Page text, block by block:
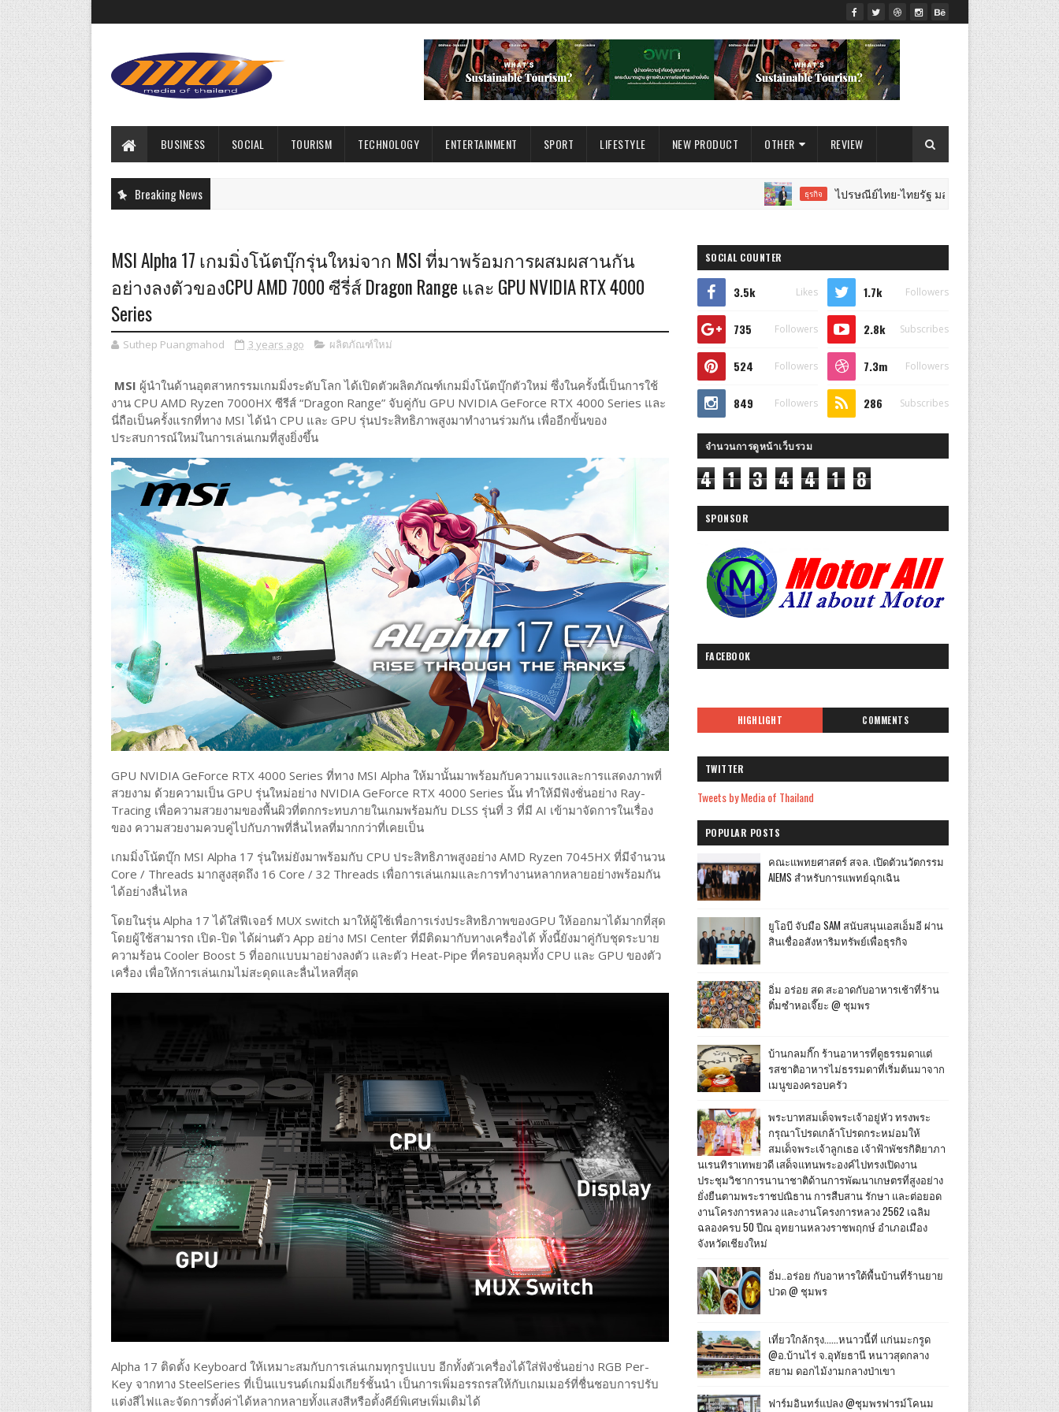
BUSINESS SOCIAL TOURISM TECHNOLOGY ENTERTAINMENT SPORT LIFESTYLE NEW PRODUCT OTHER REVIEW
Breaking News ธุรกิจ ไปรษณีย์ไทย-ไทยรัฐ มอบทองคำรางวัลใหญ่ 7 ล้านบาท พร้
MSI Alpha 17 เกมมิ่งโน้ตบุ๊กรุ่นใหม่จาก MSI ที่มาพร้อมการผสมผสานกัน
อย่างลงตัวของCPU AMD 7000 ซีรี่ส์ Dragon Range และ GPU NVIDIA RTX 4000
Series
Suthep Puangmahod 3 years ago ผลิตภัณฑ์ใหม่
MSI ผู้นำในด้านอุตสาหกรรมเกมมิ่งระดับโลก ได้เปิดตัวผลิตภัณฑ์เกมมิ่งโน้ตบุ๊กตัวใหม่ ซึ่งในครั้งนี้เป็นการใช้
งาน CPU AMD Ryzen 7000HX ซีรีส์ “Dragon Range” จับคู่กับ GPU NVIDIA GeForce RTX 4000 Series และ
นี่ถือเป็นครั้งแรกที่ทาง MSI ได้นำ CPU และ GPU รุ่นประสิทธิภาพสูงมาทำงานร่วมกัน เพื่ออีกขั้นของ
ประสบการณ์ใหม่ในการเล่นเกมที่สูงยิ่งขึ้น
GPU NVIDIA GeForce RTX 4000 Series ที่ทาง MSI Alpha ให้มานั้นมาพร้อมกับความแรงและการแสดงภาพที่
สวยงาม ด้วยความเป็น GPU รุ่นใหม่อย่าง NVIDIA GeForce RTX 4000 Series นั้น ทำให้มีฟังชั่นอย่าง Ray-
Tracing เพื่อความสวยงามของพื้นผิวที่ตกกระทบภายในเกมพร้อมกับ DLSS รุ่นที่ 3 ที่มี AI เข้ามาจัดการในเรื่อง
ของ ความสวยงามควบคู่ไปกับภาพที่ลื่นไหลที่มากกว่าที่เคยเป็น
เกมมิ่งโน้ตบุ๊ก MSI Alpha 17 รุ่นใหม่ยังมาพร้อมกับ CPU ประสิทธิภาพสูงอย่าง AMD Ryzen 7045HX ที่มีจำนวน
Core / Threads มากสูงสุดถึง 16 Core / 32 Threads เพื่อการเล่นเกมและการทำงานหลากหลายอย่างพร้อมกัน
ได้อย่างลื่นไหล
โดยในรุ่น Alpha 17 ได้ใส่ฟีเจอร์ MUX switch มาให้ผู้ใช้เพื่อการเร่งประสิทธิภาพของGPU ให้ออกมาได้มากที่สุด
โดยผู้ใช้สามารถ เปิด-ปิด ได้ผ่านตัว App อย่าง MSI Center ที่มีติดมากับทางเครื่องได้ ทั้งนี้ยังมาคู่กับชุดระบาย
ความร้อน Cooler Boost 5 ที่ออกแบบมาอย่างลงตัว และตัว Heat-Pipe ที่ครอบคลุมทั้ง CPU และ GPU ของตัว
เครื่อง เพื่อให้การเล่นเกมไม่สะดุดและลื่นไหลที่สุด
Alpha 17 ติดตั้ง Keyboard ให้เหมาะสมกับการเล่นเกมทุกรูปแบบ อีกทั้งตัวเครื่องได้ใส่ฟังชั่นอย่าง RGB Per-
Key จากทาง SteelSeries ที่เป็นแบรนด์เกมมิ่งเกียร์ชั้นนำ เป็นการเพิ่มอรรถรสให้กับเกมเมอร์ที่ชื่นชอบการปรับ
แต่งสีไฟและจัดการตั้งค่าได้หลากหลายทั้งแสงสีหรือตั้งคีย์พิเศษเพิ่มเติมได้
SOCIAL COUNTER
3.5k Likes 1.7k Followers
735 Followers 2.8k Subscribes
524 Followers 7.3m Followers
849 Followers 286 Subscribes
จำนวนการดูหน้าเว็บรวม
4 1 3 4 4 1 8
SPONSOR
FACEBOOK
HIGHLIGHT COMMENTS
TWITTER
Tweets by Media of Thailand
POPULAR POSTS
คณะแพทยศาสตร์ สจล. เปิดตัวนวัตกรรม
AIEMS สำหรับการแพทย์ฉุกเฉิน
ยูโอบี จับมือ SAM สนับสนุนเอสเอ็มอี ผ่าน
สินเชื่ออสังหาริมทรัพย์เพื่อธุรกิจ
อิ่ม อร่อย สด สะอาดกับอาหารเช้าที่ร้าน
ติ๋มซำหอเจี๊ยะ @ ชุมพร
บ้านกลมกิ๊ก ร้านอาหารที่ดูธรรมดาแต่
รสชาติอาหารไม่ธรรมดาที่เริ่มต้นมาจาก
เมนูของครอบครัว
พระบาทสมเด็จพระเจ้าอยู่หัว ทรงพระ
กรุณาโปรดเกล้าโปรดกระหม่อมให้
สมเด็จพระเจ้าลูกเธอ เจ้าฟ้าพัชรกิติยาภา
นเรนทิราเทพยวดี เสด็จแทนพระองค์ไปทรงเปิดงาน
ประชุมวิชาการนานาชาติด้านการพัฒนาเกษตรที่สูงอย่าง
ยั่งยืนตามพระราชปณิธาน การสืบสาน รักษา และต่อยอด
งานโครงการหลวง และงานโครงการหลวง 2562 เฉลิม
ฉลองครบ 50 ปีณ อุทยานหลวงราชพฤกษ์ อำเภอเมือง
จังหวัดเชียงใหม่
อิ่ม..อร่อย กับอาหารใต้พื้นบ้านที่ร้านยาย
ปวด @ ชุมพร
เที่ยวใกล้กรุง......หนาวนี้ที่ แก่นมะกรูด
@อ.บ้านไร่ จ.อุทัยธานี หนาวสุดกลาง
สยาม ดอกไม้งามกลางป่าเขา
ฟาร์มอินทร์แปลง @ชุมพรฟารม์โคนม